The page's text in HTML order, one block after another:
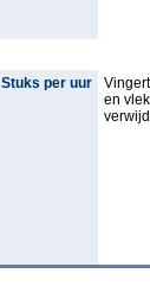
Stuks per uur
en